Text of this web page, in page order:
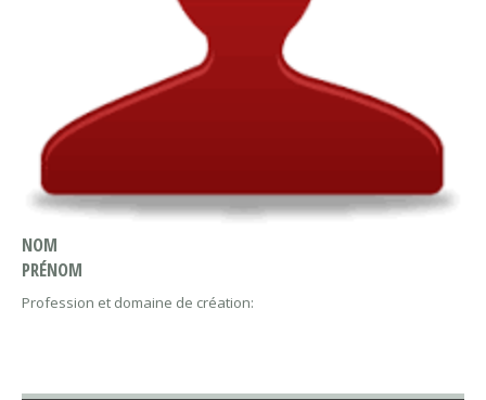
NOM
PRÉNOM
Profession et domaine de création: